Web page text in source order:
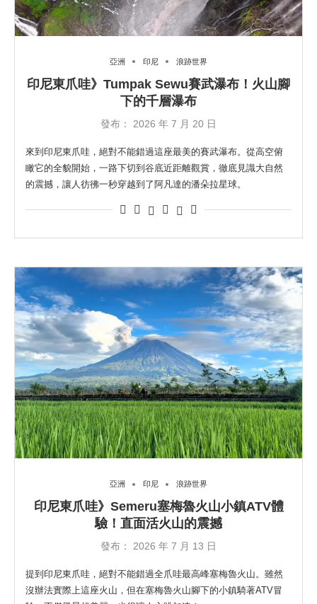
亞洲 印尼 浪跡世界
印尼東爪哇》Tumpak Sewu賽武瀑布！火山腳
下的千層瀑布
發布： 2026 年 7 月 20 日
來到印尼東爪哇，絕對不能錯過這座最美的賽武瀑布。從高空俯
瞰它的全貌開始，一路下切到谷底近距離觀賞，徹底見識大自然
的震撼，讓人彷彿一秒穿越到了阿凡達的潘朵拉星球。
亞洲 印尼 浪跡世界
印尼東爪哇》Semeru塞梅魯火山小鎮ATV體
驗！直面活火山的震撼
發布： 2026 年 7 月 13 日
提到印尼東爪哇，絕對不能錯過全爪哇最高峰塞梅魯火山。雖然
沒辦法實際上這座火山，但在塞梅魯火山腳下的小鎮騎著ATV冒